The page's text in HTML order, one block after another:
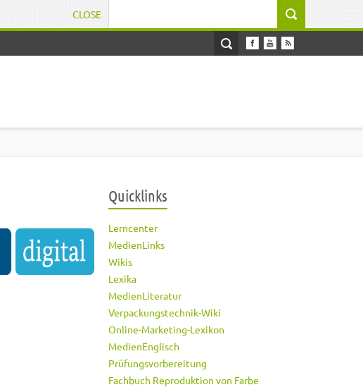
CLOSE
Quicklinks
Lerncenter
MedienLinks
Wikis
Lexika
MedienLiteratur
Verpackungstechnik-Wiki
Online-Marketing-Lexikon
MedienEnglisch
Prüfungsvorbereitung
Fachbuch Reproduktion von Farbe